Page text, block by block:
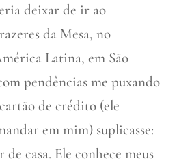
deixar de ir ao
da Mesa, no
Latina, em São
pendências me puxando
de crédito (ele
em mim) suplicasse:
casa. Ele conhece meus